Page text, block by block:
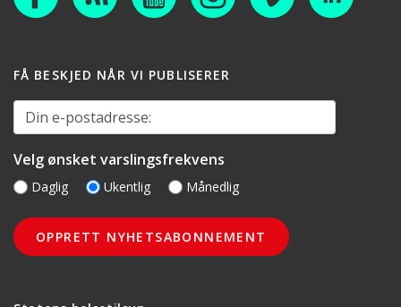
FÅ BESKJED NÅR VI PUBLISERER
Din e-postadresse:
Velg ønsket varslingsfrekvens
Daglig Ukentlig Månedlig